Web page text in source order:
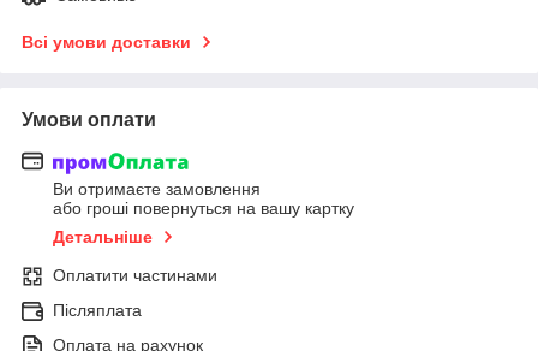
Всі умови доставки
Умови оплати
Ви отримаєте замовлення
або гроші повернуться на вашу картку
Детальніше
Оплатити частинами
Післяплата
Оплата на рахунок